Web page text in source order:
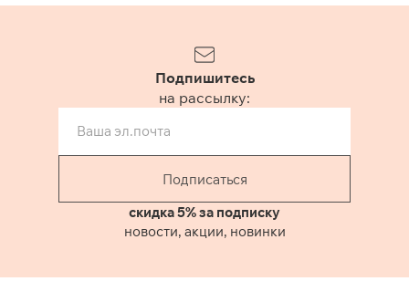
Подпишитесь
на рассылку:
Подписаться
скидка 5% за подписку
новости, акции, новинки